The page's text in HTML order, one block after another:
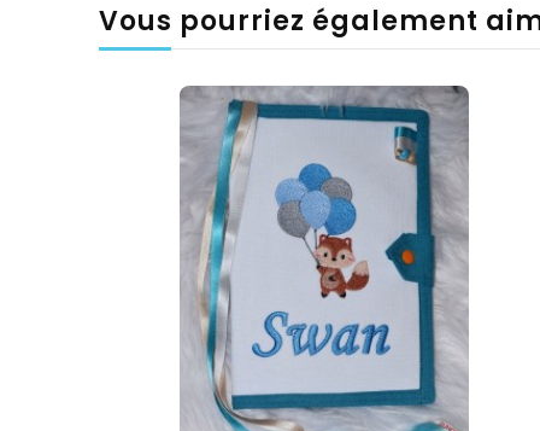
Vous pourriez également